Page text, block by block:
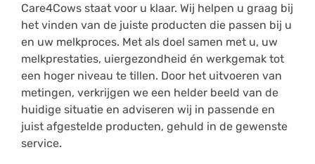
Care4Cows staat voor u klaar. Wij helpen u graag bij
het vinden van de juiste producten die passen bij u
en uw melkproces. Met als doel samen met u, uw
melkprestaties, uiergezondheid én werkgemak tot
een hoger niveau te tillen. Door het uitvoeren van
metingen, verkrijgen we een helder beeld van de
huidige situatie en adviseren wij in passende en
juist afgestelde producten, gehuld in de gewenste
service.